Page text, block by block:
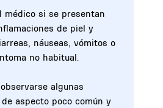
médico si se presentan
de piel y
náuseas, vómitos o
no habitual.
algunas
de aspecto poco común y